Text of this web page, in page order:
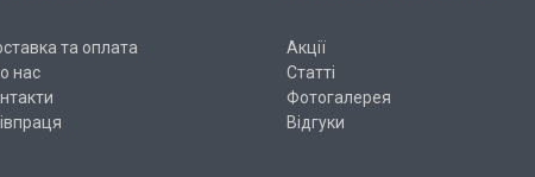
та оплата
нас
Акції
Статті
Фотогалерея
Відгуки